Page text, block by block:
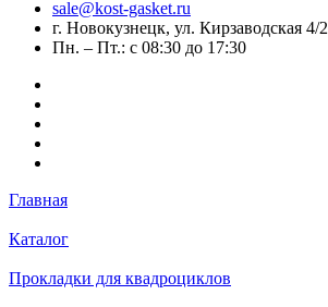
sale@kost-gasket.ru
г. Новокузнецк, ул. Кирзаводская 4/2
Пн. – Пт.: с 08:30 до 17:30
Главная
Каталог
Прокладки для квадроциклов